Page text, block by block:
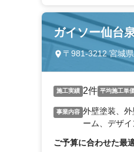
ガイソー仙台
〒981-3212 宮城
施工実績 2件 平均施工単
事業内容 外壁塗装、
ーム、デザ
ご予算に合わせた最